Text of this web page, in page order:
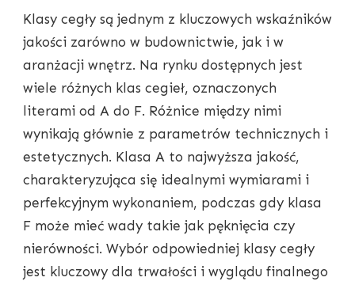
Klasy cegły są jednym z kluczowych wskaźników
jakości zarówno w budownictwie, jak i w
aranżacji wnętrz. Na rynku dostępnych jest
wiele różnych klas cegieł, oznaczonych
literami od A do F. Różnice między nimi
wynikają głównie z parametrów technicznych i
estetycznych. Klasa A to najwyższa jakość,
charakteryzująca się idealnymi wymiarami i
perfekcyjnym wykonaniem, podczas gdy klasa
F może mieć wady takie jak pęknięcia czy
nierówności. Wybór odpowiedniej klasy cegły
jest kluczowy dla trwałości i wyglądu finalnego